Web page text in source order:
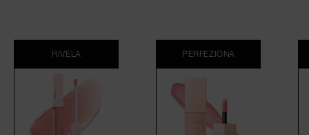
RIVELA PERFEZIONA